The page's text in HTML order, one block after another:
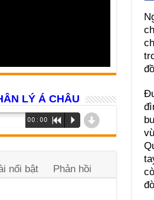
LÝ Á CHÂU
00:00 R P d
nổi bật Phản hồi